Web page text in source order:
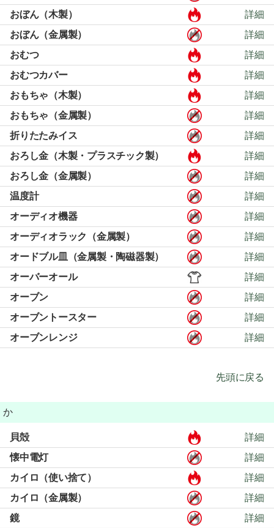
おぼん（木製）
詳細
おぼん（金属製）
詳細
おむつ
詳細
おむつカバー
詳細
おもちゃ（木製）
詳細
おもちゃ（金属製）
詳細
折りたたみイス
詳細
おろし金（木製・プラスチック製）
詳細
おろし金（金属製）
詳細
温度計
詳細
オーディオ機器
詳細
オーディオラック（金属製）
詳細
オードブル皿（金属製・陶磁器製）
詳細
オーバーオール
詳細
オーブン
詳細
オーブントースター
詳細
オーブンレンジ
詳細
先頭に戻る
か
貝殻
詳細
懐中電灯
詳細
カイロ（使い捨て）
詳細
カイロ（金属製）
詳細
鏡
詳細